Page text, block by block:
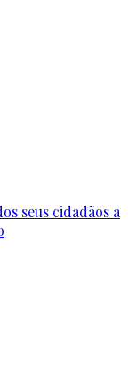
seus cidadãos a